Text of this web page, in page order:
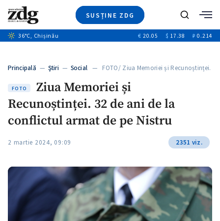
SUSȚINE ZDG
Ştiri
+11
Video
Blog
Caută
36°C, Chișinău € 20.05 $ 17.38 ₽ 0.214
Principală — Ştiri — Social — FOTO/ Ziua Memoriei și Recunoștinței.
FOTO
Ziua Memoriei și
Recunoștinței. 32 de ani de la
conflictul armat de pe Nistru
2 martie 2024, 09:09 2351 viz.